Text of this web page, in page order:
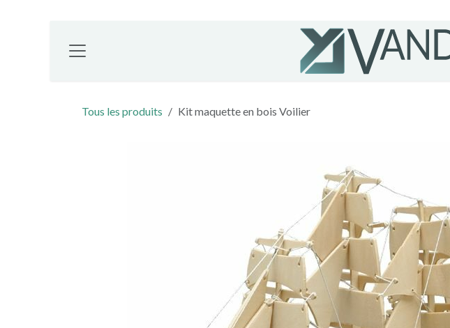
Tous les produits Kit maquette en bois Voilier